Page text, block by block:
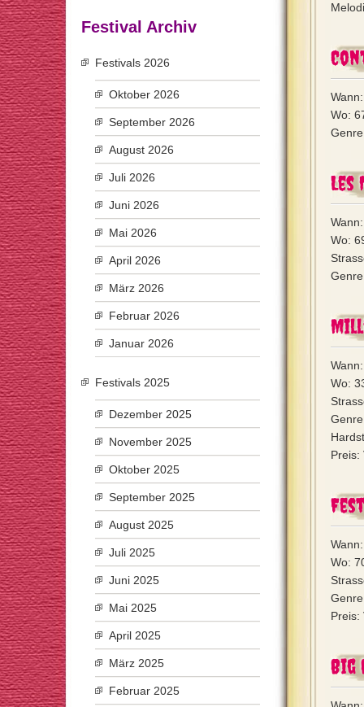
Wo:
Les
Wo:
Wo:
Preis:
Wo:
Preis:
Big
Festival Archiv
Festivals 2026
Oktober 2026
September 2026
August 2026
Juli 2026
Juni 2026
Mai 2026
April 2026
März 2026
Februar 2026
Januar 2026
Festivals 2025
Dezember 2025
November 2025
Oktober 2025
September 2025
August 2025
Juli 2025
Juni 2025
Mai 2025
April 2025
März 2025
Februar 2025